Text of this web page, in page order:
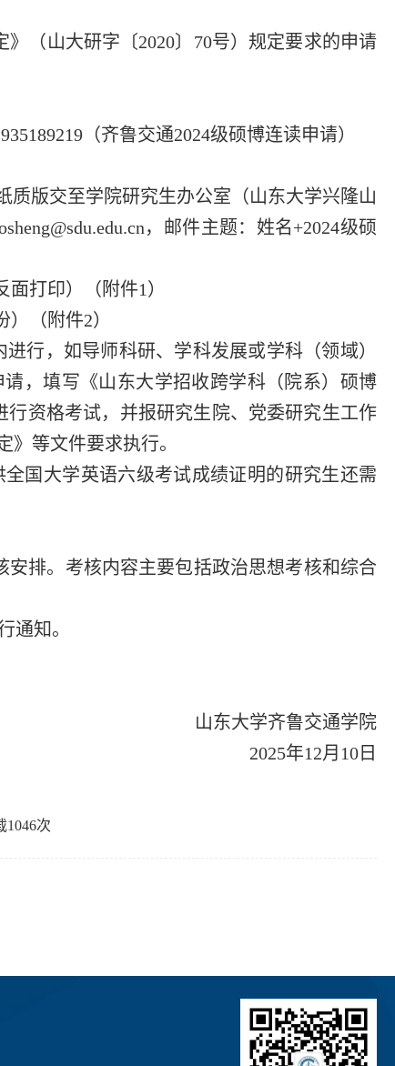
（山大研字〔2020〕70号）规定要求的申请
（齐鲁交通2024级硕博连读申请）
质版交至学院研究生办公室（山东大学兴隆山
，邮件主题：姓名+2024级硕
打印）（附件1）
（附件2）
行，如导师科研、学科发展或学科（领域）
，填写《山东大学招收跨学科（院系）硕博
资格考试，并报研究生院、党委研究生工作
等文件要求执行。
国大学英语六级考试成绩证明的研究生还需
排。考核内容主要包括政治思想考核和综合
通知。
山东大学齐鲁交通学院
2025年12月10日
1046次